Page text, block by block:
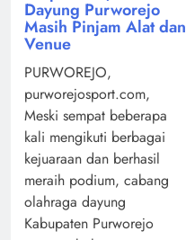
Dayung Purworejo
Masih Pinjam Alat dan
Venue
PURWOREJO,
purworejosport.com,
Meski sempat beberapa
kali mengikuti berbagai
kejuaraan dan berhasil
meraih podium, cabang
olahraga dayung
Kabupaten Purworejo